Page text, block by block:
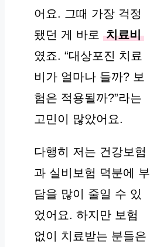
어요. 그때 가장 걱정
됐던 게 바로
치료비
였죠. “대상포진 치료
비가 얼마나 들까? 보
험은 적용될까?”라는
고민이 많았어요.
다행히 저는 건강보험
과 실비보험 덕분에 부
담을 많이 줄일 수 있
었어요. 하지만 보험
없이 치료받는 분들은